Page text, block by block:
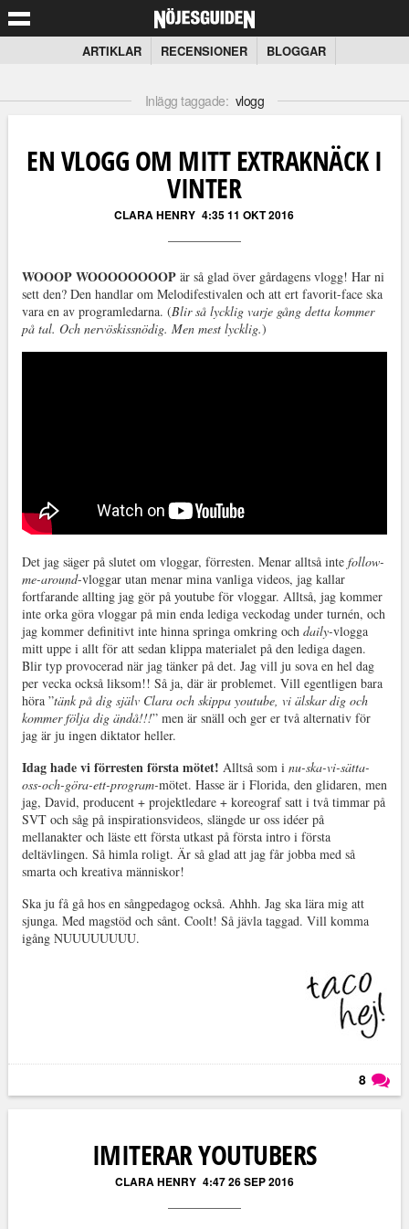
ARTIKLAR RECENSIONER BLOGGAR
Inlägg taggade: vlogg
EN VLOGG OM MITT EXTRAKNÄCK I
VINTER
CLARA HENRY 4:35 11 OKT 2016
WOOOP WOOOOOOOOPär så glad över gårdagens vlogg! Har ni
sett den? Den handlar om Melodifestivalen och att ert favorit-face ska
vara en av programledarna. (Blir så lycklig varje gång detta kommer
på tal. Och nervöskissnödig. Men mest lycklig.)
Det jag säger på slutet om vloggar, förresten. Menar alltså intefollow-
me-around-vloggar utan menar mina vanliga videos, jag kallar
fortfarande allting jag gör på youtube för vloggar. Alltså, jag kommer
inte orka göra vloggar på min enda lediga veckodag under turnén, och
jag kommer definitivt inte hinna springa omkring och daily-vlogga
mitt uppe i allt för att sedan klippa materialet på den lediga dagen.
Blir typ provocerad när jag tänker på det. Jag vill ju sova en hel dag
per vecka också liksom!! Så ja, där är problemet. Vill egentligen bara
höra ”tänk på dig själv Clara och skippa youtube, vi älskar dig och
kommer följa dig ändå!!!” men är snäll och ger er två alternativ för
jag är ju ingen diktator heller.
Idag hade vi förresten första mötet! Alltså som i nu-ska-vi-sätta-
oss-och-göra-ett-program-mötet. Hasse är i Florida, den glidaren, men
jag, David, producent + projektledare + koreograf satt i två timmar på
SVT och såg på inspirationsvideos, slängde ur oss idéer på
mellanakter och läste ett första utkast på första intro i första
deltävlingen. Så himla roligt. Är så glad att jag får jobba med så
smarta och kreativa människor!
Ska ju få gå hos en sångpedagog också. Ahhh. Jag ska lära mig att
sjunga. Med magstöd och sånt. Coolt! Så jävla taggad. Vill komma
igång NUUUUUUUU.
8
IMITERAR YOUTUBERS
CLARA HENRY 4:47 26 SEP 2016